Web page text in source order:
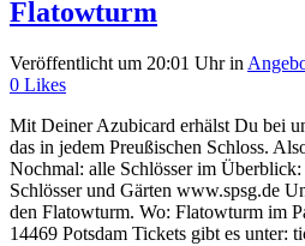
Flatowturm
Veröffentlicht um 20:01 Uhrin
0 Likes
Mit Deiner Azubicard erhälst Du bei
das in jedem Preußischen Schloss.
Nochmal: alle Schlösser im
Schlösser und Gärten www.spsg.de
den Flatowturm. Wo: Flatowturm im
14469 Potsdam Tickets gibt es unter: